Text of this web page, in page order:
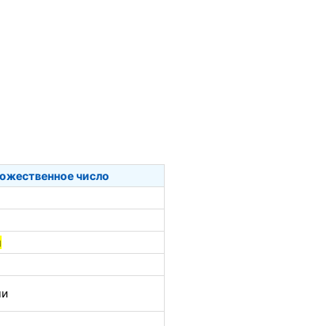
число